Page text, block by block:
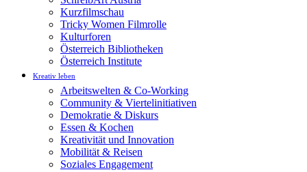
Kurzfilmschau
Tricky Women Filmrolle
Kulturforen
Österreich Bibliotheken
Österreich Institute
Kreativ leben
Arbeitswelten & Co-Working
Community & Viertelinitiativen
Demokratie & Diskurs
Essen & Kochen
Kreativität und Innovation
Mobilität & Reisen
Soziales Engagement